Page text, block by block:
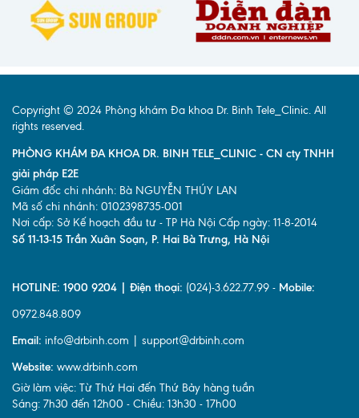
Copyright © 2024 Phòng khám Đa khoa Dr. Binh Tele_Clinic. All
rights reserved.
PHÒNG KHÁM ĐA KHOA DR. BINH TELE_CLINIC - CN cty TNHH
giải pháp E2E
Giám đốc chi nhánh: Bà NGUYỄN THÚY LAN
Mã số chi nhánh: 0102398735-001
Nơi cấp: Sở Kế hoạch đầu tư - TP Hà Nội Cấp ngày: 11-8-2014
Số 11-13-15 Trần Xuân Soạn, P. Hai Bà Trưng, Hà Nội
HOTLINE: 1900 9204 | Điện thoại: (024)-3.622.77.99 - Mobile:
0972.848.809
Email: info@drbinh.com | support@drbinh.com
Website: www.drbinh.com
Giờ làm việc: Từ Thứ Hai đến Thứ Bảy hàng tuần
Sáng: 7h30 đến 12h00 - Chiều: 13h30 - 17h00